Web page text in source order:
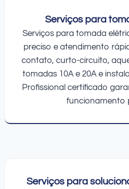
Serviços para
Serviços para tomada
preciso e atendimento
contato, curto-circuito,
tomadas 10A e 20A e
Profissional certificado
funcionamento
Serviços para